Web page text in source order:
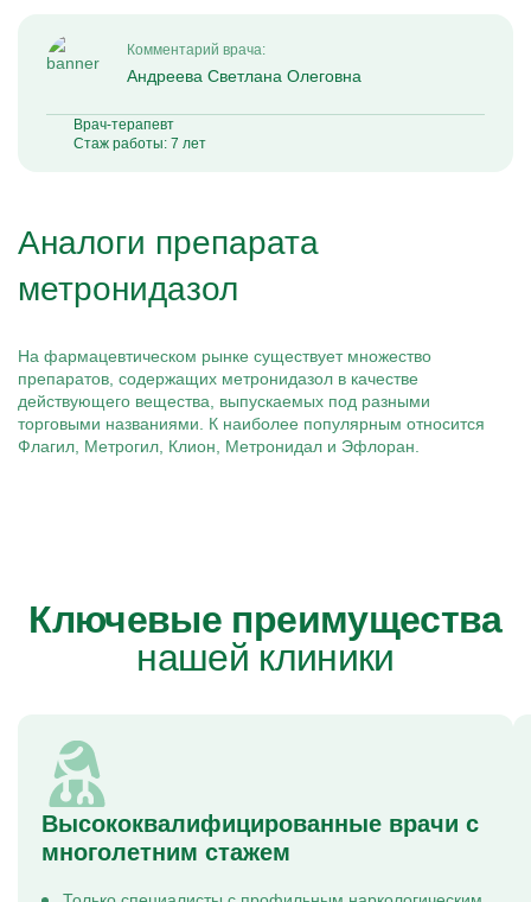
Комментарий врача:
Андреева Светлана Олеговна
Врач-терапевт
Стаж работы: 7 лет
Аналоги препарата
метронидазол
На фармацевтическом рынке существует множество
препаратов, содержащих метронидазол в качестве
действующего вещества, выпускаемых под разными
торговыми названиями. К наиболее популярным относится
Флагил, Метрогил, Клион, Метронидал и Эфлоран.
Ключевые преимущества
нашей клиники
Высококвалифицированные врачи с
многолетним стажем